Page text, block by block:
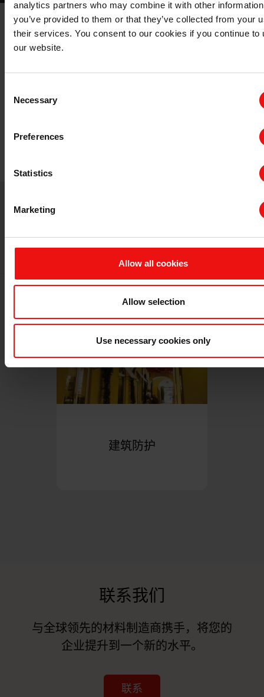
analytics partners who may combine it with other
you’ve provided to them or that they’ve collected from your
their services. You consent to our cookies if you continue to
our website.
Selection
Necessary
Preferences
Statistics
Marketing
Allow all cookies
Allow selection
Use necessary cookies only
同时，埃肯是全球硅全产业链生产商——埃肯集团的一部
分，埃肯集团掌握了从石英到特种有机硅的完整价值链，
低运营总成本。其他服务还包括监管支持、协助开展生产
相关应用
建筑防护
联系我们
与全球领先的材料制造商携手，将您的
企业提升到一个新的水平。
联系